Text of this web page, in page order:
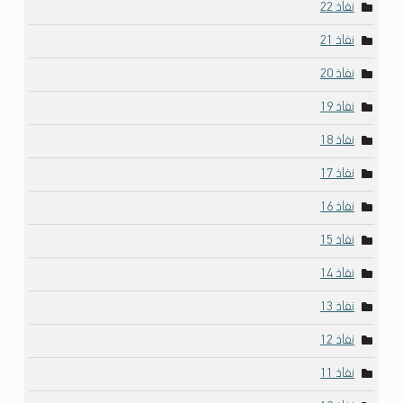
نفاذ 22
نفاذ 21
نفاذ 20
نفاذ 19
نفاذ 18
نفاذ 17
نفاذ 16
نفاذ 15
نفاذ 14
نفاذ 13
نفاذ 12
نفاذ 11